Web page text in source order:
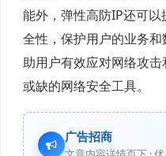
能外，弹性高防IP还可
全性，保护用户的业务
助用户有效应对网络攻
或缺的网络安全工具。
广告招商